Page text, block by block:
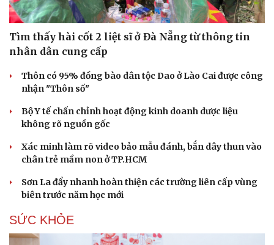
Tìm thấy hài cốt 2 liệt sĩ ở Đà Nẵng từ thông tin
nhân dân cung cấp
Thôn có 95% đồng bào dân tộc Dao ở Lào Cai được công
nhận "Thôn số"
Bộ Y tế chấn chỉnh hoạt động kinh doanh dược liệu
không rõ nguồn gốc
Xác minh làm rõ video bảo mẫu đánh, bắn dây thun vào
chân trẻ mầm non ở TP.HCM
Sơn La đẩy nhanh hoàn thiện các trường liên cấp vùng
biên trước năm học mới
SỨC KHỎE